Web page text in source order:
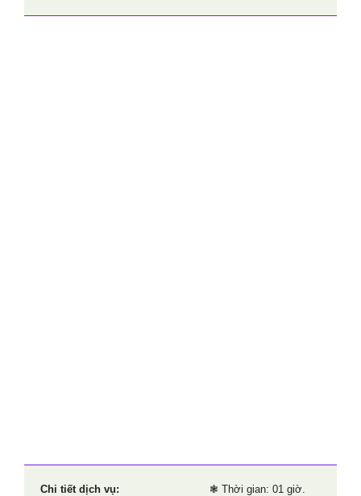
Chi tiết dịch vụ:
❃ Thời gian: 01 giờ.